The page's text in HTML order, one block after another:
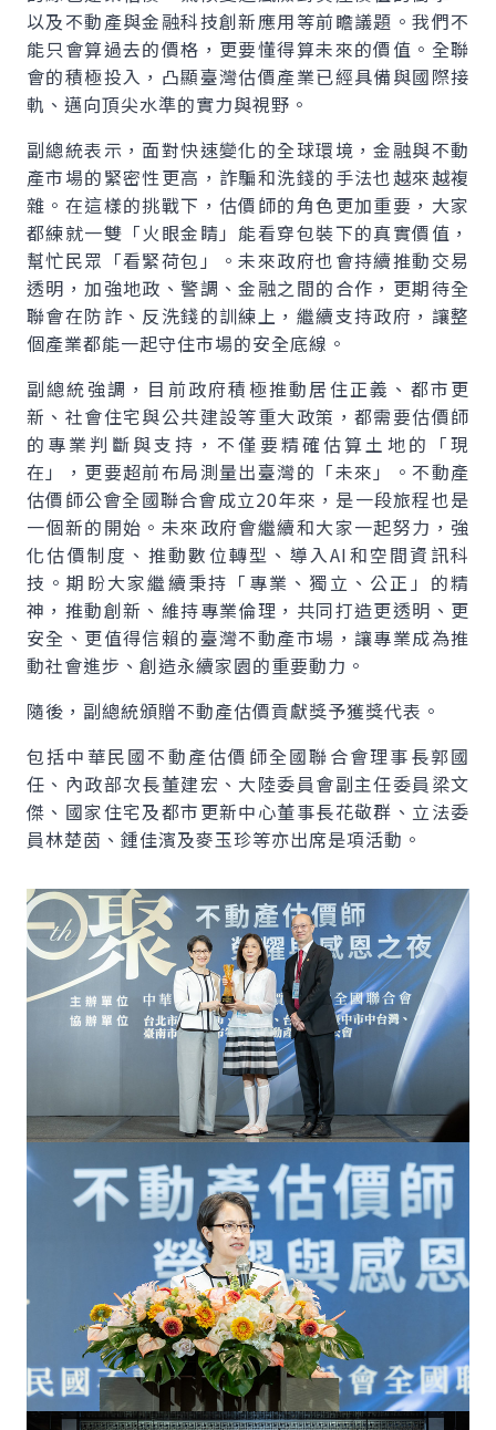
以及不動產與金融科技創新應用等前瞻議題。我們不
能只會算過去的價格，更要懂得算未來的價值。全聯
會的積極投入，凸顯臺灣估價產業已經具備與國際接
軌、邁向頂尖水準的實力與視野。
副總統表示，面對快速變化的全球環境，金融與不動
產市場的緊密性更高，詐騙和洗錢的手法也越來越複
雜。在這樣的挑戰下，估價師的角色更加重要，大家
都練就一雙「火眼金睛」能看穿包裝下的真實價值，
幫忙民眾「看緊荷包」。未來政府也會持續推動交易
透明，加強地政、警調、金融之間的合作，更期待全
聯會在防詐、反洗錢的訓練上，繼續支持政府，讓整
個產業都能一起守住市場的安全底線。
副總統強調，目前政府積極推動居住正義、都市更
新、社會住宅與公共建設等重大政策，都需要估價師
的專業判斷與支持，不僅要精確估算土地的「現
在」，更要超前布局測量出臺灣的「未來」。不動產
估價師公會全國聯合會成立20年來，是一段旅程也是
一個新的開始。未來政府會繼續和大家一起努力，強
化估價制度、推動數位轉型、導入AI和空間資訊科
技。期盼大家繼續秉持「專業、獨立、公正」的精
神，推動創新、維持專業倫理，共同打造更透明、更
安全、更值得信賴的臺灣不動產市場，讓專業成為推
動社會進步、創造永續家園的重要動力。
隨後，副總統頒贈不動產估價貢獻獎予獲獎代表。
包括中華民國不動產估價師全國聯合會理事長郭國
任、內政部次長董建宏、大陸委員會副主任委員梁文
傑、國家住宅及都市更新中心董事長花敬群、立法委
員林楚茵、鍾佳濱及麥玉珍等亦出席是項活動。